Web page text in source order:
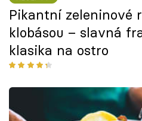
Pikantní zeleninové
klobásou – slavná
klasika na ostro